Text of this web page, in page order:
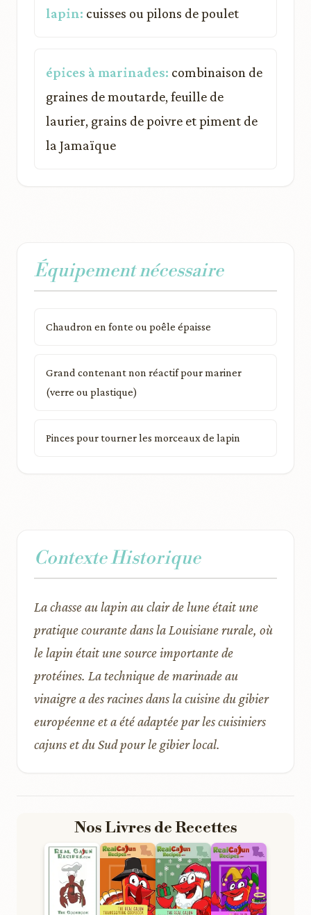
lapin: cuisses ou pilons de poulet
épices à marinades: combinaison de
graines de moutarde, feuille de
laurier, grains de poivre et piment de
la Jamaïque
Équipement nécessaire
Chaudron en fonte ou poêle épaisse
Grand contenant non réactif pour mariner
(verre ou plastique)
Pinces pour tourner les morceaux de lapin
Contexte Historique
La chasse au lapin au clair de lune était une
pratique courante dans la Louisiane rurale, où
le lapin était une source importante de
protéines. La technique de marinade au
vinaigre a des racines dans la cuisine du gibier
européenne et a été adaptée par les cuisiniers
cajuns et du Sud pour le gibier local.
Nos Livres de Recettes